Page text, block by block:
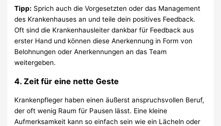
Tipp: Sprich auch die Vorgesetzten oder das Management
des Krankenhauses an und teile dein positives Feedback.
Oft sind die Krankenhausleiter dankbar für Feedback aus
erster Hand und können diese Anerkennung in Form von
Belohnungen oder Anerkennungen an das Team
weitergeben.
4.Zeit für eine nette Geste
Krankenpfleger haben einen äußerst anspruchsvollen Beruf,
der oft wenig Raum für Pausen lässt. Eine kleine
Aufmerksamkeit kann so einfach sein wie ein Lächeln oder